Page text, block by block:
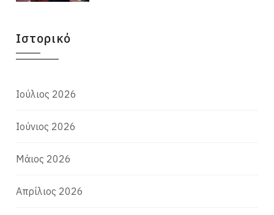
Ιστορικό
Ιούλιος 2026
Ιούνιος 2026
Μάιος 2026
Απρίλιος 2026